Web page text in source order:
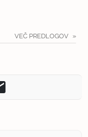
VEČ PREDLOGOV